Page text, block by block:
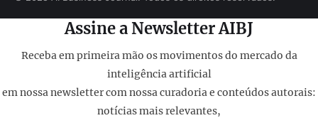
Assine a Newsletter AIBJ
Receba em primeira mão os movimentos do mercado da
inteligência artificial
em nossa newsletter com nossa curadoria e conteúdos autorais:
notícias mais relevantes,